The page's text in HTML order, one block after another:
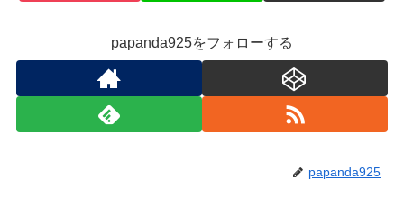
papanda925をフォローする
papanda925